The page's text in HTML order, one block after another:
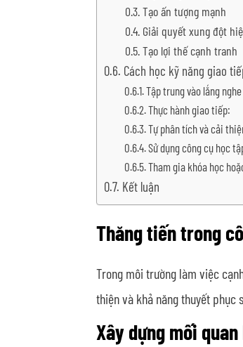
Tạo ấn tượng mạnh
Giải quyết xung đột
Tạo lợi thế cạnh tranh
Cách học kỹ năng giao
Tập trung vào lắng nghe
Thực hành giao tiếp:
Tự phân tích và cải
Sử dụng công cụ học
Tham gia khóa học
Kết luận
Thăng tiến trong
Trong môi trường làm việc
thiện và khả năng thuyết phục
Xây dựng mối